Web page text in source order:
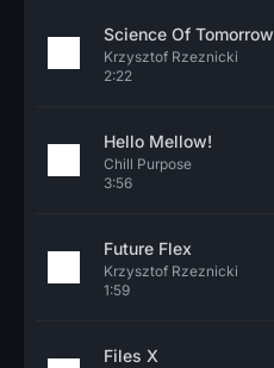
Science Of Tomorrow
Krzysztof Rzeznicki
2:22
Hello Mellow!
Chill Purpose
3:56
Future Flex
Krzysztof Rzeznicki
1:59
Files X